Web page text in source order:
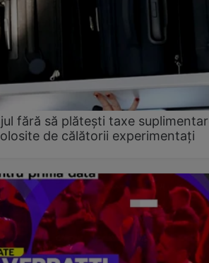
fără să plătești taxe
de călătorii experimentați